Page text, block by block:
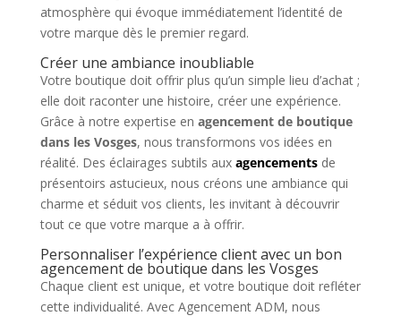
atmosphère qui évoque immédiatement l’identité de
votre marque dès le premier regard.
Créer une ambiance inoubliable
Votre boutique doit offrir plus qu’un simple lieu d’achat ;
elle doit raconter une histoire, créer une expérience.
Grâce à notre expertise en agencement de boutique
dans les Vosges, nous transformons vos idées en
réalité. Des éclairages subtils aux agencements de
présentoirs astucieux, nous créons une ambiance qui
charme et séduit vos clients, les invitant à découvrir
tout ce que votre marque a à offrir.
Personnaliser l’expérience client avec un bon
agencement de boutique dans les Vosges
Chaque client est unique, et votre boutique doit refléter
cette individualité. Avec Agencement ADM, nous